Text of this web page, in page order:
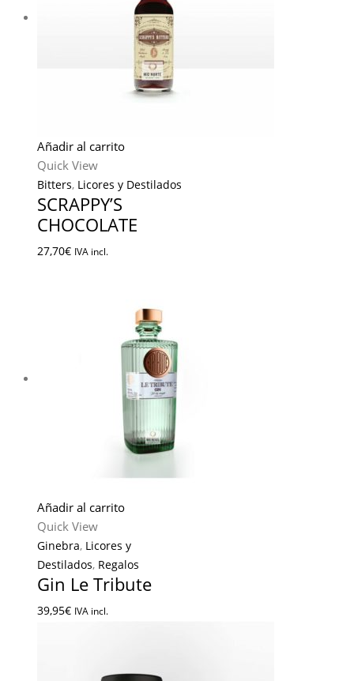
Añadir al carrito
Quick View
Bitters, Licores y Destilados
SCRAPPY’S
CHOCOLATE
27,70€ IVA incl.
Añadir al carrito
Quick View
Ginebra, Licores y
Destilados, Regalos
Gin Le Tribute
39,95€ IVA incl.